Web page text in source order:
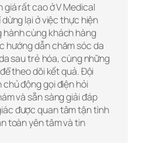
giá rất cao ở V Medical
lại ở việc thực hiện
hành cùng khách hàng
hướng dẫn chăm sóc da
sau trẻ hóa, cùng những
theo dõi kết quả. Đội
động gọi điện hỏi
và sẵn sàng giải đáp
được quan tâm tận tình
toàn yên tâm và tin